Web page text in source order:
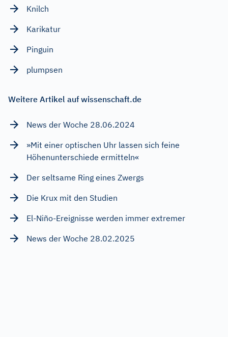
Knilch
Karikatur
Pinguin
plumpsen
Weitere Artikel auf wissenschaft.de
News der Woche 28.06.2024
»Mit einer optischen Uhr lassen sich feine
Höhenunterschiede ermitteln«
Der seltsame Ring eines Zwergs
Die Krux mit den Studien
El-Niño-Ereignisse werden immer extremer
News der Woche 28.02.2025